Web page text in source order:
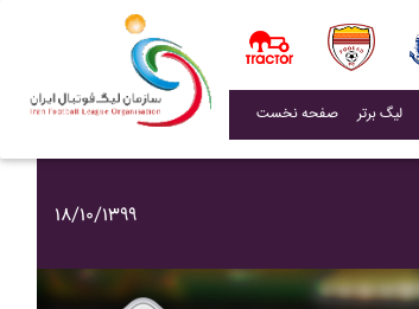
صفحه نخست لیگ برتر
۱۸/۱۰/۱۳۹۹